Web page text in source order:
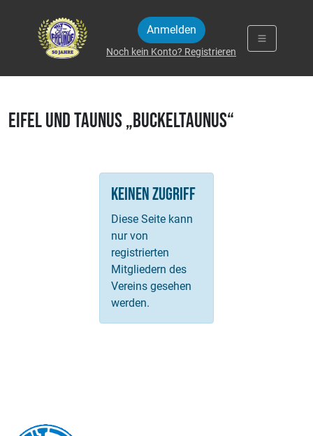
Anmelden
Noch kein Konto? Registrieren
EIFEL und TAUNUS „Buckeltaunus“
Keinen Zugriff
Diese Seite kann
nur von
registrierten
Mitgliedern des
Vereins gesehen
werden.